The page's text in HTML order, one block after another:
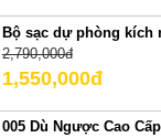
Bộ sạc dự phòng kích
2,790,000đ
1,550,000đ
005 Dù Ngược Cao